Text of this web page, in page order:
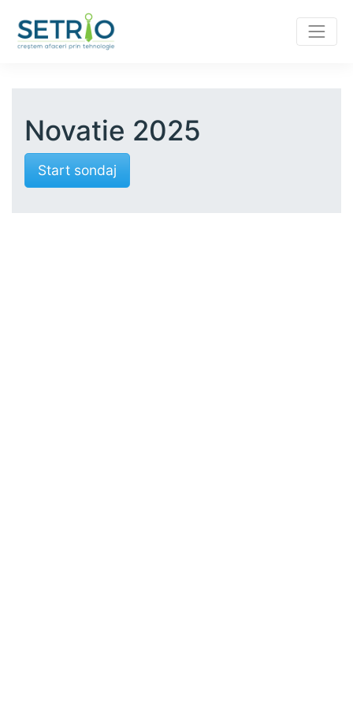
Novatie 2025
Start sondaj